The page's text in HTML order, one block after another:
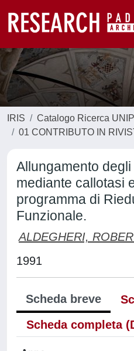
IRIS
Catalogo Ricerca
01 CONTRIBUTO IN
Allungamento
mediante callotasi
programma di
Funzionale.
ALDEGHERI,
1991
Scheda breve
Scheda completa